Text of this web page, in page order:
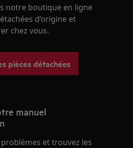
notre boutique en ligne
d’origine et
chez vous.
pièces détachées
manuel
problèmes et trouvez les